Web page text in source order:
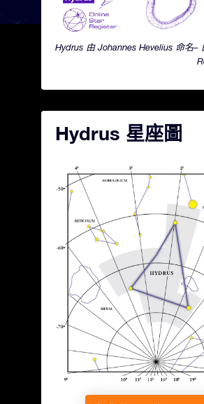
Hydrus 由 Johannes Hevelius 命名–
Hydrus 星座圖